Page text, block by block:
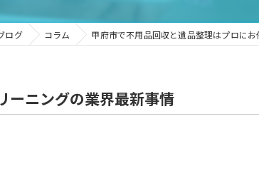
ログ コラム 甲府市で不用品回収と遺品整理はプロに
ーニングの業界最新事情